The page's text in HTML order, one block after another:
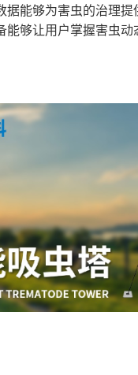
据能够为害虫的治理提
能够让用户掌握害虫